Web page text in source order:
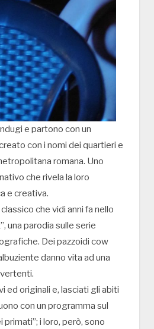
e partono con un
con i nomi dei quartieri e
romana. Uno
che rivela la loro
e creativa.
che vidi anni fa nello
una parodia sulle serie
Dei pazzoidi cow
danno vita ad una
ed originali e, lasciati gli abiti
con un programma sul
primati”; i loro, però, sono